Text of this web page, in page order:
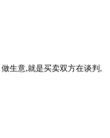
生意,就是买卖双方在谈判,